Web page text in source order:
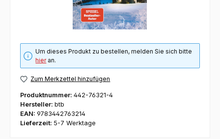
Um dieses Produkt zu bestellen, melden Sie sich bitte
hieran.
Zum Merkzettel hinzufügen
Produktnummer: 442-76321-4
Hersteller: btb
EAN: 9783442763214
Lieferzeit: 5-7 Werktage